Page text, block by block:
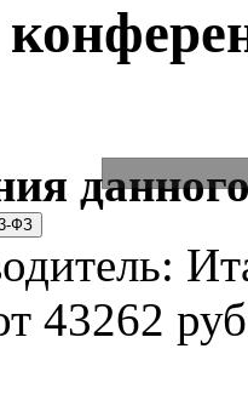
43262